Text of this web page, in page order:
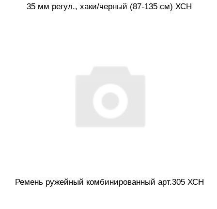
35 мм регул., хаки/черный (87-135 см) ХСН
Ремень ружейный комбинированный арт.305 ХСН